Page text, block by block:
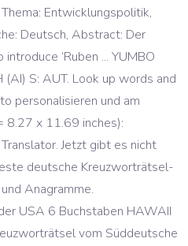
Entwicklungspolitik,
Deutsch, Abstract: Der
’Ruben ... YUMBO
(AI) S: AUT. Look up words and
personalisieren und am
8.27 x 11.69 inches):
Jetzt gibt es nicht
deutsche Kreuzworträtsel-
Anagramme.
USA 6 Buchstaben HAWAII
vom Süddeutsche